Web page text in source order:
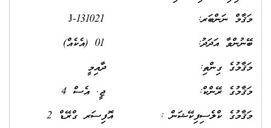
މަޤާމް ނަންބަރ: J-131021
ބޭނުންވާ އަދަދު: 01 (އެކެއް)
މަޤާމުގެ ގިންތި: ދާއިމީ
މަޤާމުގެ ރޭންކް: ޖީ. އެސް 4
މަޤާމުގެ ކްލެސިފިކޭޝަން : އޮފިސަރ ގްރޭޑް 2